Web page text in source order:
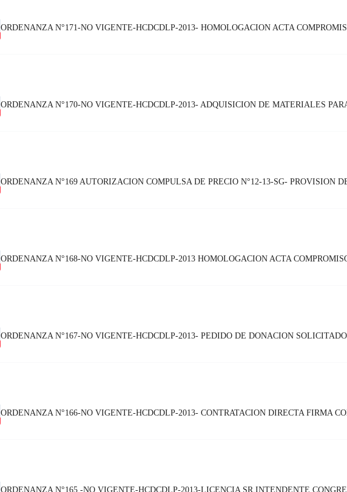
ORDENANZA N°171-NO VIGENTE-HCDCDLP-2013- HOMOLOGACION ACTA
ORDENANZA N°170-NO VIGENTE-HCDCDLP-2013- ADQUISICION DE MATERIALES
ORDENANZA N°169 AUTORIZACION COMPULSA DE PRECIO N°12-13-SG-
ORDENANZA N°168-NO VIGENTE-HCDCDLP-2013 HOMOLOGACION ACTA
ORDENANZA N°167-NO VIGENTE-HCDCDLP-2013- PEDIDO DE DONACION
ORDENANZA N°166-NO VIGENTE-HCDCDLP-2013- CONTRATACION DIRECTA FIRMA
ORDENANZA N°165 -NO VIGENTE-HCDCDLP-2013-LICENCIA SR.INTENDENTE